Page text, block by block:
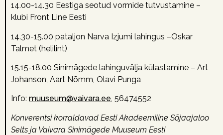
14.00-14.30 Eestiga seotud vormide tutvustamine –
klubi Front Line Eesti
14.30-15.00 pataljon Narva Izjumi lahingus –Oskar
Talmet (helilint)
15.15-18.00 Sinimägede lahinguvälja külastamine – Art
Johanson, Aart Nõmm, Olavi Punga
Info: muuseum@vaivara.ee, 56474552
Konverentsi korraldavad Eesti Akadeemiline Sõjaajaloo
Selts ja Vaivara Sinimägede Muuseum Eesti